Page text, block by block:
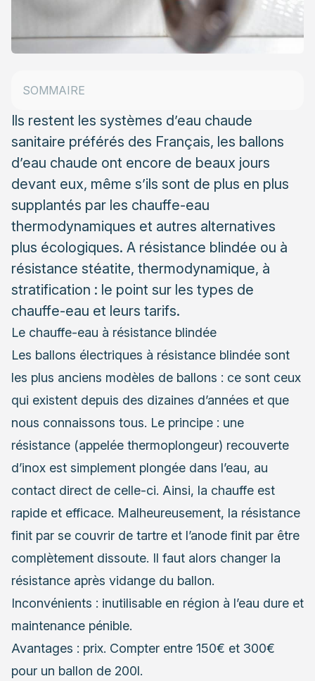
Ils restent les systèmes d’eau chaude
sanitaire préférés des Français, les ballons
d’eau chaude ont encore de beaux jours
devant eux, même s’ils sont de plus en plus
supplantés par les chauffe-eau
thermodynamiques et autres alternatives
plus écologiques. A résistance blindée ou à
résistance stéatite, thermodynamique, à
stratification : le point sur les types de
chauffe-eau et leurs tarifs.
Le chauffe-eau à résistance blindée
Les ballons électriques à résistance blindée sont
les plus anciens modèles de ballons : ce sont ceux
qui existent depuis des dizaines d’années et que
nous connaissons tous. Le principe : une
résistance (appelée thermoplongeur) recouverte
d’inox est simplement plongée dans l’eau, au
contact direct de celle-ci. Ainsi, la chauffe est
rapide et efficace. Malheureusement, la résistance
finit par se couvrir de tartre et l’anode finit par être
complètement dissoute. Il faut alors changer la
résistance après vidange du ballon.
Inconvénients : inutilisable en région à l’eau dure et
maintenance pénible.
Avantages : prix. Compter entre 150€ et 300€
pour un ballon de 200l.
SOMMAIRE
Le chauffe-eau à résistance blindée
Le chauffe-eau à résistance stéatite
Le chauffe-eau à stratification